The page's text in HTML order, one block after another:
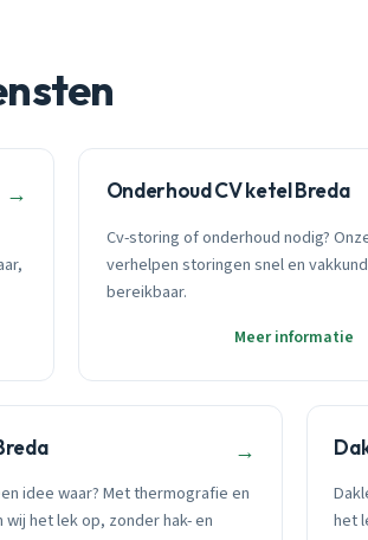
→ Onderhoud CV ketel Breda
Cv-storing of onderhoud nodig?
verhelpen storingen snel en
bereikbaar.
Meer informatie
→
idee waar? Met thermografie en
het lek op, zonder hak- en
het